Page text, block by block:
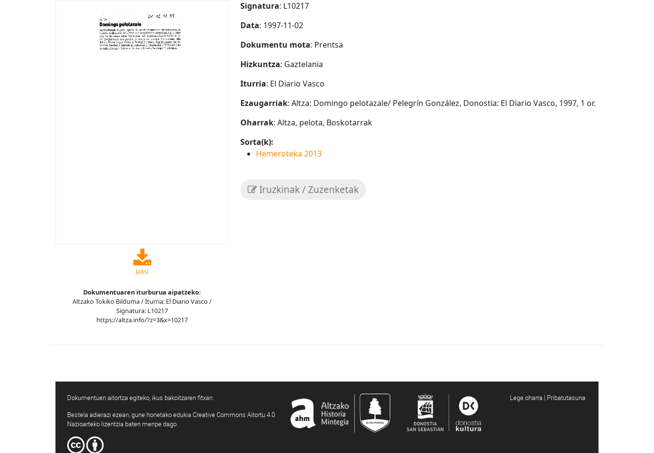
Jaitsi
Dokumentuaren iturburua aipatzeko:
Altzako Tokiko Bilduma / Iturria: El Diario Vasco /
Signatura: L10217
https://altza.info/?z=3&x=10217
Signatura: L10217
Data: 1997-11-02
Dokumentu mota: Prentsa
Hizkuntza: Gaztelania
Iturria: El Diario Vasco
Ezaugarriak: Altza: Domingo pelotazale/ Pelegrín González, Donostia: El Diario Vasco, 1997, 1 or.
Oharrak: Altza, pelota, Boskotarrak
Sorta(k):
Hemeroteka 2013
Iruzkinak / Zuzenketak
Dokumentuen aitortza egiteko, ikus bakoitzaren fitxan.
Bestela adierazi ezean, gune honetako edukia Creative Commons Aitortu 4.0
Nazioarteko lizentzia baten menpe dago.
Lege oharra | Pribatutasuna